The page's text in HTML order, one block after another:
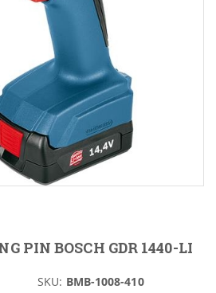
PIN BOSCH GDR 1440-LI
SKU: BMB-1008-410